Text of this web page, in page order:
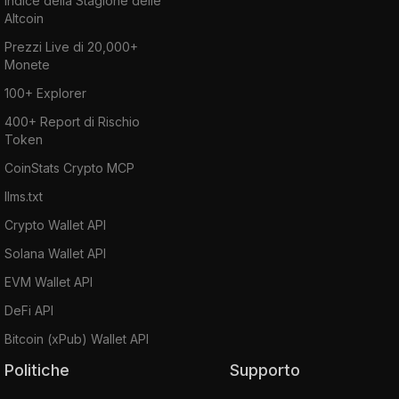
Altcoin
Prezzi Live di 20,000+
Monete
100+ Explorer
400+ Report di Rischio
Token
CoinStats Crypto MCP
llms.txt
Crypto Wallet API
Solana Wallet API
EVM Wallet API
DeFi API
Bitcoin (xPub) Wallet API
Politiche Supporto